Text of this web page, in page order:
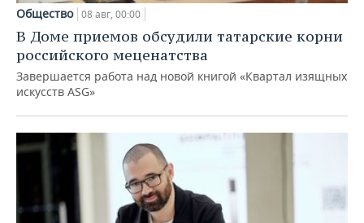
Общество 08 авг, 00:00
В Доме приемов обсудили татарские корни
российского меценатства
Завершается работа над новой книгой «Квартал изящных
искусств ASG»